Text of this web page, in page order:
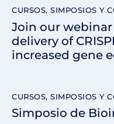
CURSOS, SIMPOSIOS Y
Join our
delivery of
increased gene
CURSOS, SIMPOSIOS Y
Simposio de